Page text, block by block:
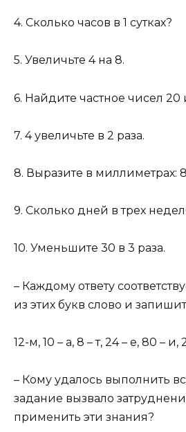
4. Сколько часов в 1 сутках?
5. Увеличьте 4 на 8.
6. Найдите частное чисел 20
7. 4 увеличьте в 2 раза.
8. Выразите в миллиметрах:
9. Сколько дней в трех
10. Уменьшите 30 в 3 раза.
– Каждому ответу
из этих букв слово и
12-м, 10 – а, 8 – т, 24 – е, 80 – и,
– Кому удалось выполнить
задание вызвало
применить эти знания?